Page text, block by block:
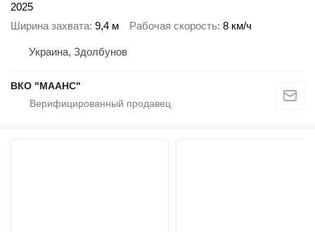
2025
Ширина захвата 9,4 м Рабочая скорость 8 км/ч
Украина, Здолбунов
ВКО "МААНС"